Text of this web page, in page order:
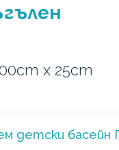
x 25cm